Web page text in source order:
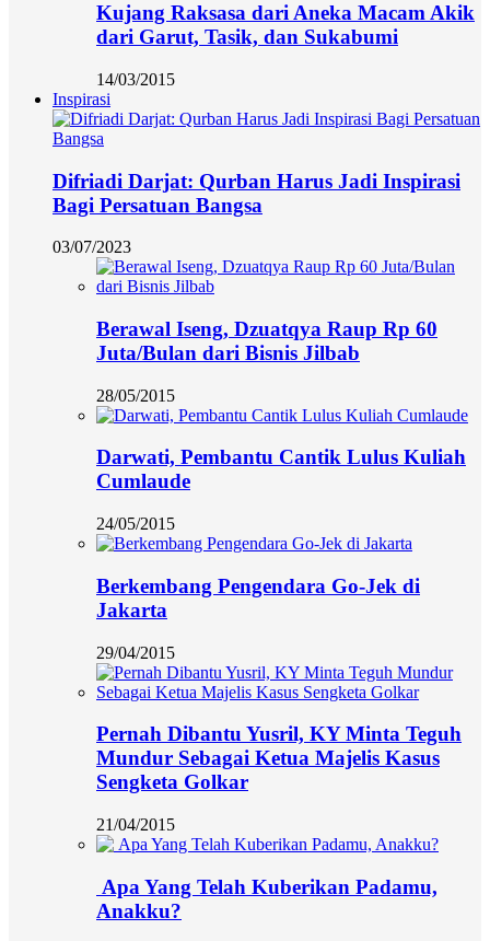
Kujang Raksasa dari Aneka Macam Akik
dari Garut, Tasik, dan Sukabumi
14/03/2015
Inspirasi
Difriadi Darjat: Qurban Harus Jadi Inspirasi
Bagi Persatuan Bangsa
03/07/2023
Berawal Iseng, Dzuatqya Raup Rp 60
Juta/Bulan dari Bisnis Jilbab
28/05/2015
Darwati, Pembantu Cantik Lulus Kuliah
Cumlaude
24/05/2015
Berkembang Pengendara Go-Jek di
Jakarta
29/04/2015
Pernah Dibantu Yusril, KY Minta Teguh
Mundur Sebagai Ketua Majelis Kasus
Sengketa Golkar
21/04/2015
Apa Yang Telah Kuberikan Padamu,
Anakku?